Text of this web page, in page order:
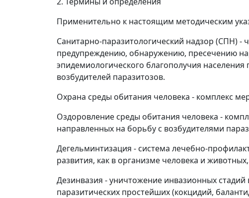
Применительно к настоящим методическим
Санитарно-паразитологический надзор (СПН) -
предупреждению, обнаружению, пресечению
эпидемиологического благополучия
возбудителей паразитозов.
Охрана среды обитания человека - комплекс
Оздоровление среды обитания человека -
направленных на борьбу с возбудителями
Дегельминтизация - система лечебно-
развития, как в организме человека и
Дезинвазия - уничтожение инвазионных
паразитических простейших (кокцидий,